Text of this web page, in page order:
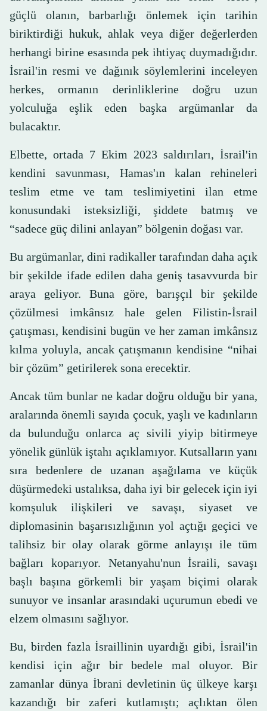
güçlü olanın, barbarlığı önlemek için tarihin
biriktirdiği hukuk, ahlak veya diğer değerlerden
herhangi birine esasında pek ihtiyaç duymadığıdır.
İsrail'in resmi ve dağınık söylemlerini inceleyen
herkes, ormanın derinliklerine doğru uzun
yolculuğa eşlik eden başka argümanlar da
bulacaktır.
Elbette, ortada 7 Ekim 2023 saldırıları, İsrail'in
kendini savunması, Hamas'ın kalan rehineleri
teslim etme ve tam teslimiyetini ilan etme
konusundaki isteksizliği, şiddete batmış ve
“sadece güç dilini anlayan” bölgenin doğası var.
Bu argümanlar, dini radikaller tarafından daha açık
bir şekilde ifade edilen daha geniş tasavvurda bir
araya geliyor. Buna göre, barışçıl bir şekilde
çözülmesi imkânsız hale gelen Filistin-İsrail
çatışması, kendisini bugün ve her zaman imkânsız
kılma yoluyla, ancak çatışmanın kendisine “nihai
bir çözüm” getirilerek sona erecektir.
Ancak tüm bunlar ne kadar doğru olduğu bir yana,
aralarında önemli sayıda çocuk, yaşlı ve kadınların
da bulunduğu onlarca aç sivili yiyip bitirmeye
yönelik günlük iştahı açıklamıyor. Kutsalların yanı
sıra bedenlere de uzanan aşağılama ve küçük
düşürmedeki ustalıksa, daha iyi bir gelecek için iyi
komşuluk ilişkileri ve savaşı, siyaset ve
diplomasinin başarısızlığının yol açtığı geçici ve
talihsiz bir olay olarak görme anlayışı ile tüm
bağları koparıyor. Netanyahu'nun İsraili, savaşı
başlı başına görkemli bir yaşam biçimi olarak
sunuyor ve insanlar arasındaki uçurumun ebedi ve
elzem olmasını sağlıyor.
Bu, birden fazla İsraillinin uyardığı gibi, İsrail'in
kendisi için ağır bir bedele mal oluyor. Bir
zamanlar dünya İbrani devletinin üç ülkeye karşı
kazandığı bir zaferi kutlamıştı; açlıktan ölen